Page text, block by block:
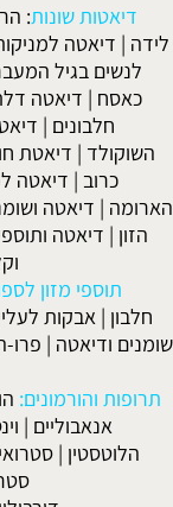
דיאטות שונות:
לידה | דיאטה
לנשים בגיל
כאסח | דיאטה
חלבונים |
השוקולד | דיאטת
כרוב | דיאטה
הארומה | דיאטה
הזון | דיאטה
תוספי מזון
חלבון | אבקות
שומנים ודיאטה | פרו-
תרופות והורמונים:
אנאבוליים |
הלוטסטין |